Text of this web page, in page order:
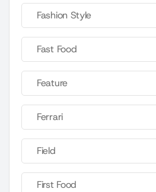
Fashion Style
Fast Food
Feature
Ferrari
Field
First Food